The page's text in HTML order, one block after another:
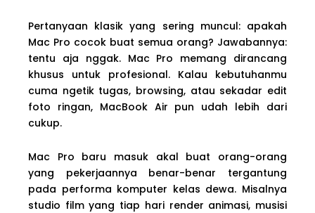
Pertanyaan klasik yang sering muncul: apakah
Mac Pro cocok buat semua orang? Jawabannya:
tentu aja nggak. Mac Pro memang dirancang
khusus untuk profesional. Kalau kebutuhanmu
cuma ngetik tugas, browsing, atau sekadar edit
foto ringan, MacBook Air pun udah lebih dari
cukup.
Mac Pro baru masuk akal buat orang-orang
yang pekerjaannya benar-benar tergantung
pada performa komputer kelas dewa. Misalnya
studio film yang tiap hari render animasi, musisi